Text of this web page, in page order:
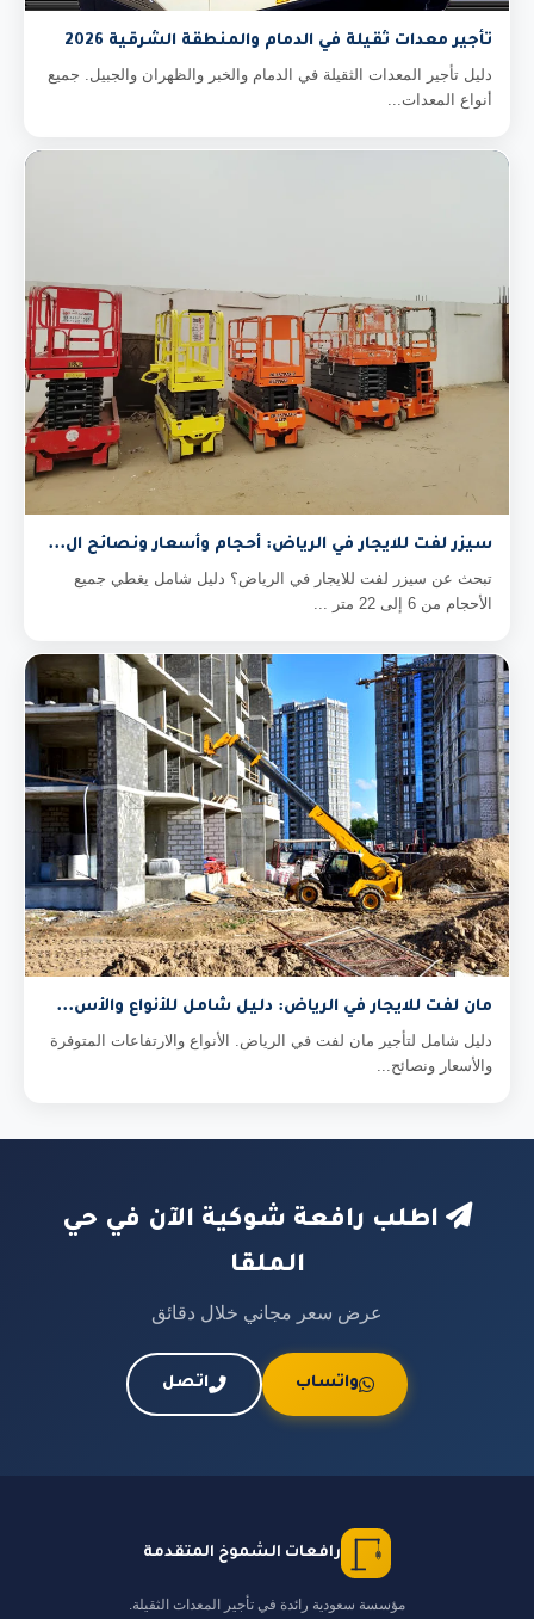
تأجير معدات ثقيلة في الدمام والمنطقة الشرقية 2026
دليل تأجير المعدات الثقيلة في الدمام والخبر والظهران والجبيل. جميع
أنواع المعدات...
سيزر لفت للايجار في الرياض: أحجام وأسعار ونصائح ال...
تبحث عن سيزر لفت للايجار في الرياض؟ دليل شامل يغطي جميع
الأحجام من 6 إلى 22 متر ...
مان لفت للايجار في الرياض: دليل شامل للأنواع والأس...
دليل شامل لتأجير مان لفت في الرياض. الأنواع والارتفاعات المتوفرة
والأسعار ونصائح...
اطلب رافعة شوكية الآن في حي
الملقا
عرض سعر مجاني خلال دقائق
واتساب اتصل
رافعات الشموخ المتقدمة
مؤسسة سعودية رائدة في تأجير المعدات الثقيلة.